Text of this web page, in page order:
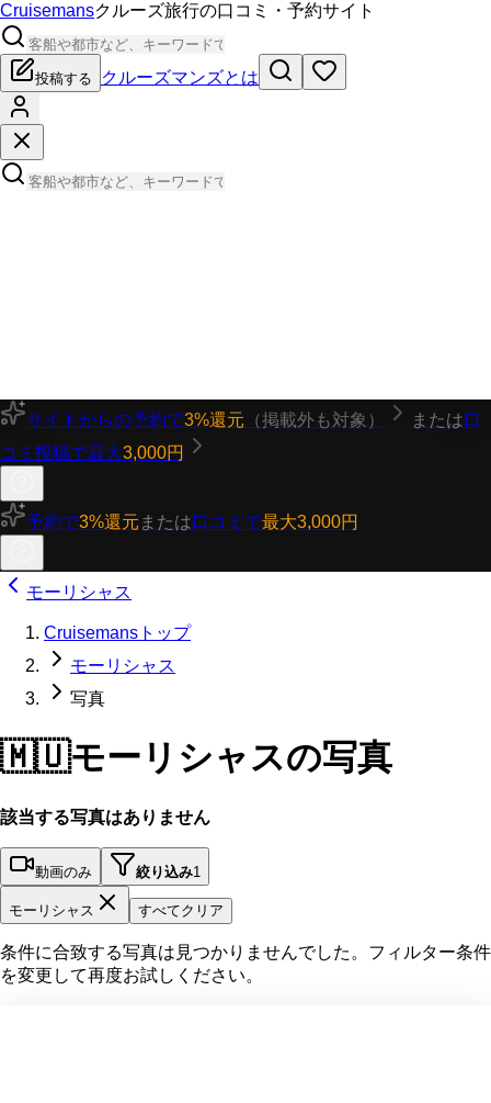
Cruisemansクルーズ旅行の口コミ・予約サイト
投稿する クルーズマンズとは
サイトからの予約で3%還元 （掲載外も対象） または口
コミ投稿で最大3,000円
予約で3%還元 または口コミで最大3,000円
モーリシャス
Cruisemansトップ
モーリシャス
写真
🇲🇺モーリシャスの写真
該当する写真はありません
動画のみ 絞り込み1
モーリシャス すべてクリア
条件に合致する写真は見つかりませんでした。フィルター条件
を変更して再度お試しください。